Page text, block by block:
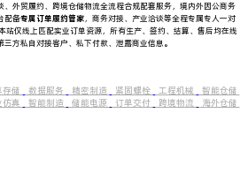
外贸履约、跨境仓储物流全流程合规配套服务，境内外因公商务
配备专属订单履约管家，商务对接、产业洽谈等全程专属专人一对
站仅线上匹配实业订单资源，所有生产、签约、结算、售后均在线
方私自对接客户、私下付款、泄露商业信息。
存储 数据服务 精密制造 紧固螺栓 工程机械
智能仓储
仿真 智能制造 储能电源 订单交付 跨境物流 海外仓储